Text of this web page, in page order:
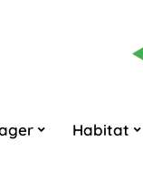
Habitat